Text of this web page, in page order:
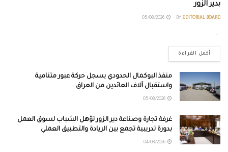
بدير الزور
BY EDITORIAL BOARD
...
أكمل القراءة
منفذ البوكمال الحدودي يسجل حركة عبور متنامية
واستقبال آلاف العائدين من العراق
غرفة تجارة وصناعة دير الزور تؤهل الشباب لسوق العمل
بدورة تدريبية تجمع بين الريادة والتطبيق العملي